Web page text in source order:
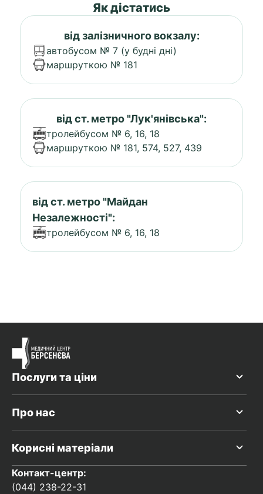
Як дістатись
від залізничного вокзалу:
автобусом № 7 (у будні дні)
маршруткою № 181
від ст. метро "Лук'янівська":
тролейбусом № 6, 16, 18
маршруткою № 181, 574, 527, 439
від ст. метро "Майдан
Незалежності":
тролейбусом № 6, 16, 18
Послуги та ціни
Про нас
Корисні матеріали
Контакт-центр:
(044) 238-22-31